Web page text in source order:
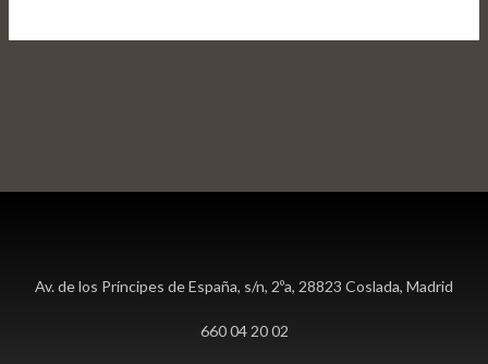
Av. de los Príncipes de España, s/n, 2ºa, 28823 Coslada, Madrid
660 04 20 02